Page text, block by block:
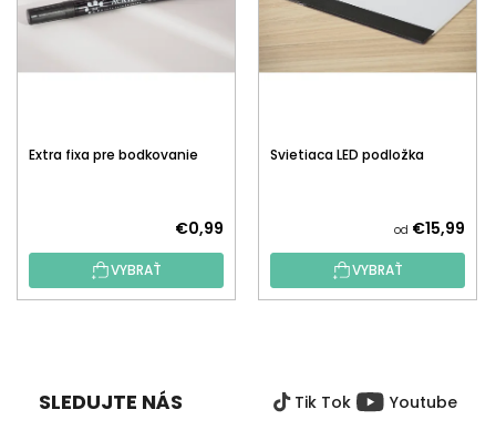
Extra fixa pre bodkovanie
€0,99
VYBRAŤ
Svietiaca LED podložka
od €15,99
VYBRAŤ
SLEDUJTE NÁS Tik Tok Youtube